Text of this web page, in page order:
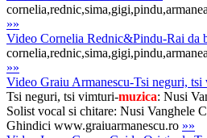
»»
Video Cornelia Rednic&Pindu-Rai da
»»
Video Graiu Armanescu-Tsi neguri, tsi
Tsi neguri, tsi vimturi-muzica: Nusi
Solist vocal si chitare: Nusi Vanghele
Ghindici www.graiuarmanescu.ro »»